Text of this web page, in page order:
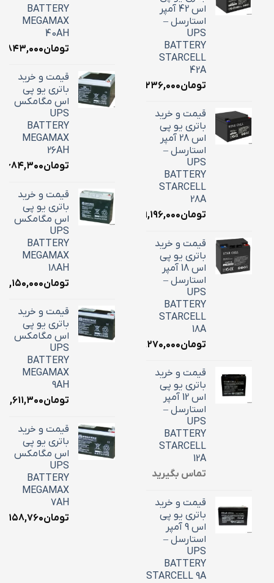
اس 42 آمپر
استارسل –
UPS
BATTERY
STARCELL
42A
تومان۱۶,۲۳۶,۰۰۰
قیمت و خرید
باتری یو پی
اس 28 آمپر
استارسل –
UPS
BATTERY
STARCELL
28A
تومان۹,۱۹۶,۰۰۰
قیمت و خرید
باتری یو پی
اس 18 آمپر
استارسل –
UPS
BATTERY
STARCELL
18A
تومان۶,۲۷۰,۰۰۰
قیمت و خرید
باتری یو پی
اس 12 آمپر
استارسل –
UPS
BATTERY
STARCELL
12A
تماس بگیرید
قیمت و خرید
باتری یو پی
اس 9 آمپر
استارسل –
UPS
BATTERY
STARCELL 9A
BATTERY
MEGAMAX
40AH
تومان
قیمت و خرید
باتری یو پی
اس مگامکس
UPS
BATTERY
MEGAMAX
26AH
تومان
قیمت و خرید
باتری یو پی
اس مگامکس
UPS
BATTERY
MEGAMAX
18AH
تومان۷,۱۵۰,۰۰۰
قیمت و خرید
باتری یو پی
اس مگامکس
UPS
BATTERY
MEGAMAX
9AH
تومان۳,۶۱۱,۳۰۰
قیمت و خرید
باتری یو پی
اس مگامکس
UPS
BATTERY
MEGAMAX
7AH
تومان